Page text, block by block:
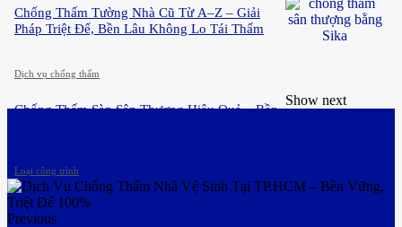
Chống Thấm Tường Nhà Cũ Từ A–Z – Giải
Pháp Triệt Để, Bền Lâu Không Lo Tái Thấm
Dịch vụ chống thấm
Chống Thấm Sàn Sân Thượng Hiệu Quả – Bền
Loại công trình
Show next
Previous